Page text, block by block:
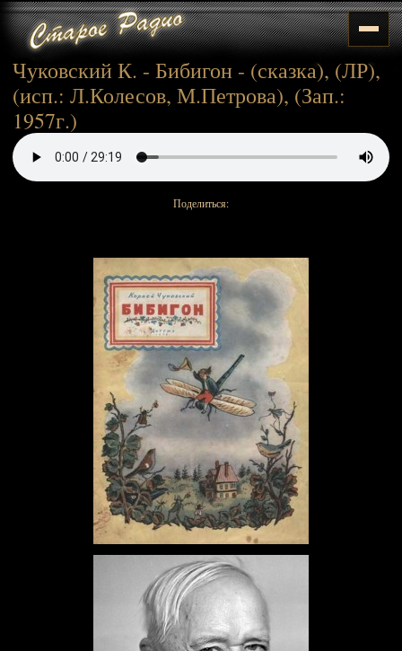
Чуковский К. - Бибигон - (сказка), (ЛР),
(исп.: Л.Колесов, М.Петрова), (Зап.:
1957г.)
Поделиться: